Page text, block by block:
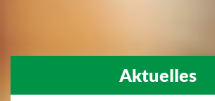
Aktuelles